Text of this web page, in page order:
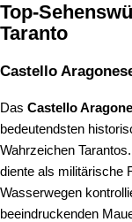
Taranto
Castello
Das Castello
bedeutendsten
Wahrzeichen
diente als militärische
Wasserwegen
beeindruckenden